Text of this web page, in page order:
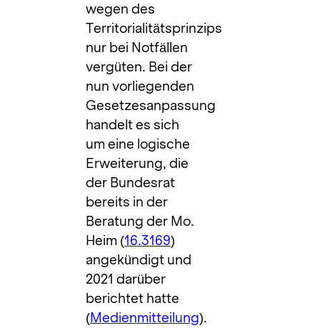
wegen des
Territorialitätsprinzips
nur bei Notfällen
vergüten. Bei der
nun vorliegenden
Gesetzesanpassung
handelt es sich
um eine logische
Erweiterung, die
der Bundesrat
bereits in der
Beratung der Mo.
Heim (16.3169)
angekündigt und
2021 darüber
berichtet hatte
(Medienmitteilung).